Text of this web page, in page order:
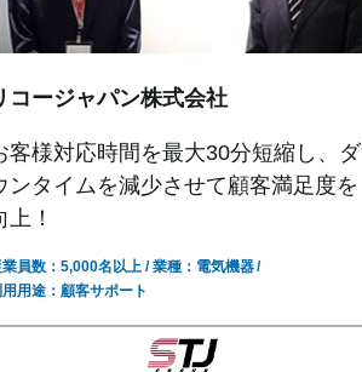
コージャパン株式会社
客様対応時間を最大30分短縮し、ダ
ンタイムを減少させて顧客満足度を
上！
業員数：5,000名以上
業種：電気機器
用用途：顧客サポート